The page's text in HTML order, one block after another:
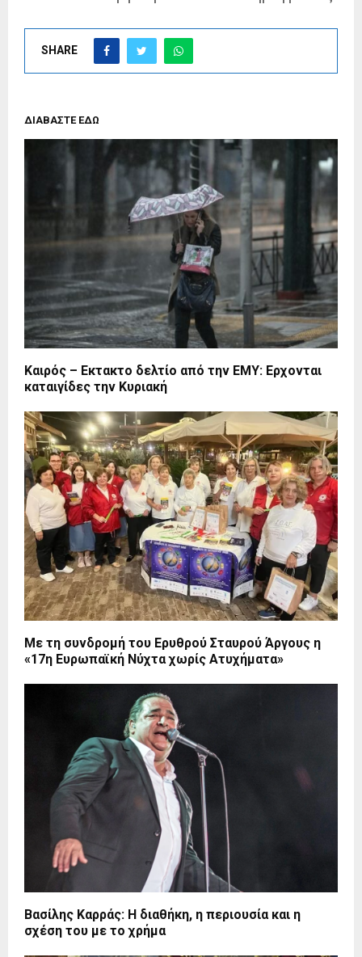
SHARE
ΔΙΑΒΑΣΤΕ ΕΔΩ
Καιρός – Εκτακτο δελτίο από την ΕΜΥ: Ερχονται
καταιγίδες την Κυριακή
Με τη συνδρομή του Ερυθρού Σταυρού Άργους η
«17η Ευρωπαϊκή Νύχτα χωρίς Ατυχήματα»
Βασίλης Καρράς: Η διαθήκη, η περιουσία και η
σχέση του με το χρήμα